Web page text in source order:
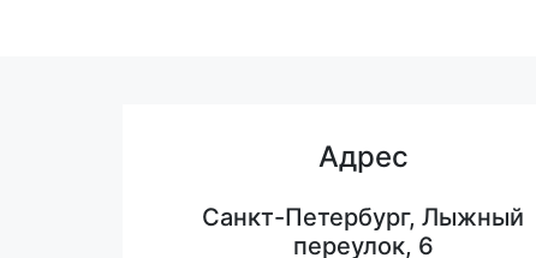
Адрес
Санкт-Петербург, Лыжный
переулок, 6